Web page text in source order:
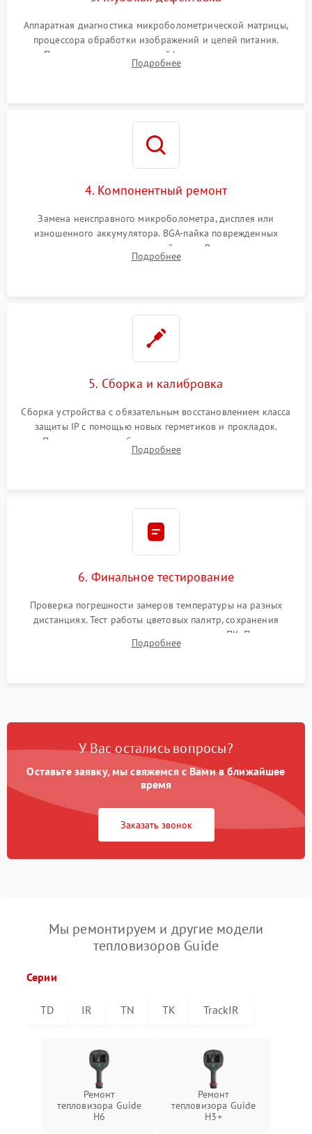
Аппаратная диагностика микроболометрической матрицы,
процессора обработки изображений и цепей питания.
Проверка целостности шлейфов, модуля памяти и
интерфейсов связи. Выявление сгоревших SMD-компонентов
Подробнее
4. Компонентный ремонт
Замена неисправного микроболометра, дисплея или
изношенного аккумулятора. BGA-пайка поврежденных
контроллеров на материнской плате. Восстановление
разъемов и кнопок, замена поврежденных элементов
Подробнее
5. Сборка и калибровка
Сборка устройства с обязательным восстановлением класса
защиты IP с помощью новых герметиков и прокладок.
Программная калибровка матрицы по эталонному
абсолютно черному телу для точного измерения температур.
Подробнее
6. Финальное тестирование
Проверка погрешности замеров температуры на разных
дистанциях. Тест работы цветовых палитр, сохранения
термограмм в память и передачи данных на ПК. Проверка
автономности работы и итоговый контроль качества.
Подробнее
У Вас остались вопросы?
Оставьте заявку, мы свяжемся с Вами в ближайшее
время
Заказать звонок
Мы ремонтируем и другие модели
тепловизоров Guide
Серии
TD IR TN TK TrackIR
Ремонт
тепловизора Guide
H6
Ремонт
тепловизора Guide
H3+